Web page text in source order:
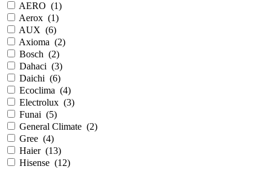
AERO (1)
Aerox (1)
AUX (6)
Axioma (2)
Bosch (2)
Dahaci (3)
Daichi (6)
Ecoclima (4)
Electrolux (3)
Funai (5)
General Climate (2)
Gree (4)
Haier (13)
Hisense (12)